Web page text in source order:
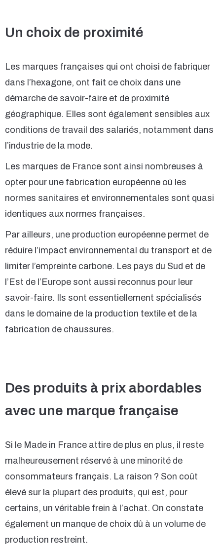
Un choix de proximité
Les marques françaises qui ont choisi de fabriquer
dans l’hexagone, ont fait ce choix dans une
démarche de savoir-faire et de proximité
géographique. Elles sont également sensibles aux
conditions de travail des salariés, notamment dans
l’industrie de la mode.
Les marques de France sont ainsi nombreuses à
opter pour une fabrication européenne où les
normes sanitaires et environnementales sont quasi
identiques aux normes françaises.
Par ailleurs, une production européenne permet de
réduire l’impact environnemental du transport et de
limiter l’empreinte carbone. Les pays du Sud et de
l’Est de l’Europe sont aussi reconnus pour leur
savoir-faire. Ils sont essentiellement spécialisés
dans le domaine de la production textile et de la
fabrication de chaussures.
Des produits à prix abordables
avec une marque française
Si le Made in France attire de plus en plus, il reste
malheureusement réservé à une minorité de
consommateurs français. La raison ? Son coût
élevé sur la plupart des produits, qui est, pour
certains, un véritable frein à l’achat. On constate
également un manque de choix dû à un volume de
production restreint.